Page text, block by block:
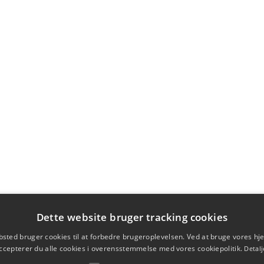
Dette website bruger tracking cookies
bruger cookies til at forbedre brugeroplevelsen. Ved at bruge vores
du alle cookies i overensstemmelse med vores cookiepolitik.